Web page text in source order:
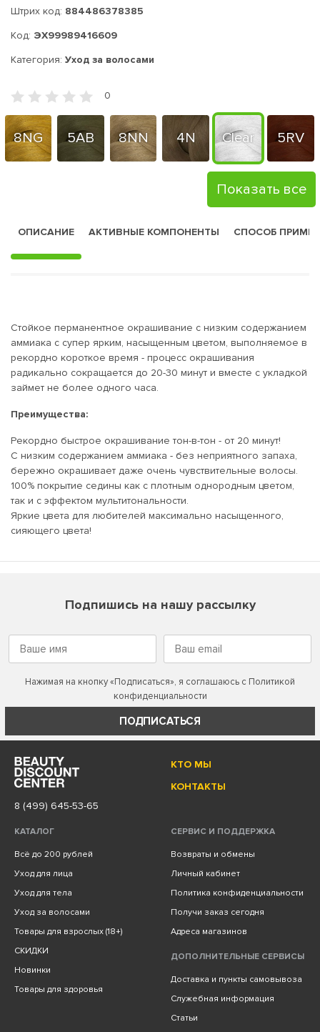
Штрих код: 884486378385
Код: ЭХ99989416609
Категория: Уход за волосами
0
8NG 5AB 8NN 4N Clear 5RV
Показать все
ОПИСАНИЕ АКТИВНЫЕ КОМПОНЕНТЫ СПОСОБ
Стойкое перманентное окрашивание с низким содержанием
аммиака с супер ярким, насыщенным цветом, выполняемое в
рекордно короткое время - процесс окрашивания
радикально сокращается до 20-30 минут и вместе с укладкой
займет не более одного часа.
Преимущества:
Рекордно быстрое окрашивание тон-в-тон - от 20 минут!
С низким содержанием аммиака - без неприятного запаха,
бережно окрашивает даже очень чувствительные волосы.
100% покрытие седины как с плотным однородным цветом,
так и с эффектом мультитональности.
Яркие цвета для любителей максимально насыщенного,
сияющего цвета!
Подпишись на нашу рассылку
Нажимая на кнопку «Подписаться», я соглашаюсь с Политикой
конфиденциальности
ПОДПИСАТЬСЯ
КТО МЫ
КОНТАКТЫ
8 (499) 645-53-65
КАТАЛОГ
Всё до 200 рублей
Уход для лица
Уход для тела
Уход за волосами
Товары для взрослых (18+)
СКИДКИ
Новинки
Товары для здоровья
СЕРВИС И ПОДДЕРЖКА
Возвраты и обмены
Личный кабинет
Политика конфиденциальности
Получи заказ сегодня
Адреса магазинов
ДОПОЛНИТЕЛЬНЫЕ СЕРВИСЫ
Доставка и пункты самовывоза
Служебная информация
Статьи